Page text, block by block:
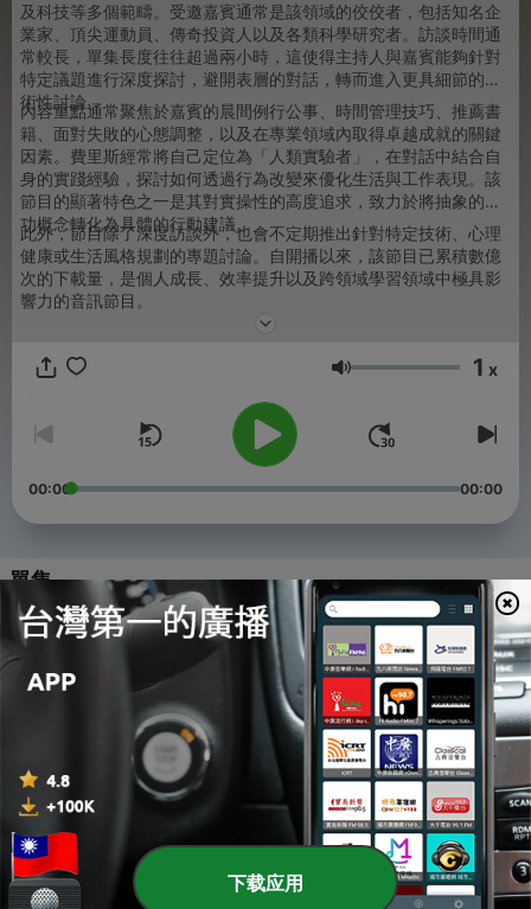
及科技等多個範疇。受邀嘉賓通常是該領域的佼佼者，包括知名企
業家、頂尖運動員、傳奇投資人以及各類科學研究者。訪談時間通
常較長，單集長度往往超過兩小時，這使得主持人與嘉賓能夠針對
特定議題進行深度探討，避開表層的對話，轉而進入更具細節的技
術性討論。
內容重點通常聚焦於嘉賓的晨間例行公事、時間管理技巧、推薦書
籍、面對失敗的心態調整，以及在專業領域內取得卓越成就的關鍵
因素。費里斯經常將自己定位為「人類實驗者」，在對話中結合自
身的實踐經驗，探討如何透過行為改變來優化生活與工作表現。該
節目的顯著特色之一是其對實操性的高度追求，致力於將抽象的成
功概念轉化為具體的行動建議。
此外，節目除了深度訪談外，也會不定期推出針對特定技術、心理
健康或生活風格規劃的專題討論。自開播以來，該節目已累積數億
次的下載量，是個人成長、效率提升以及跨領域學習領域中極具影
響力的音訊節目。
音量 1 x
00:00 00:00
單集
883 - #878: How to Start When You're Stuck, Finish
What You Begin, and Stop Waiting for Inspiration
— Creative Advice from Elizabeth Gilbert, Seth
Godin, Joyce Carol Oates, Anne Lamott and
882 - #877: Q&A with Tim — The Art of Male
Friendship, Mini-Retirements, Higher-
Resolution Living, Reinvention in The Age of AI,
and More
29 Jul 2026 下载应用